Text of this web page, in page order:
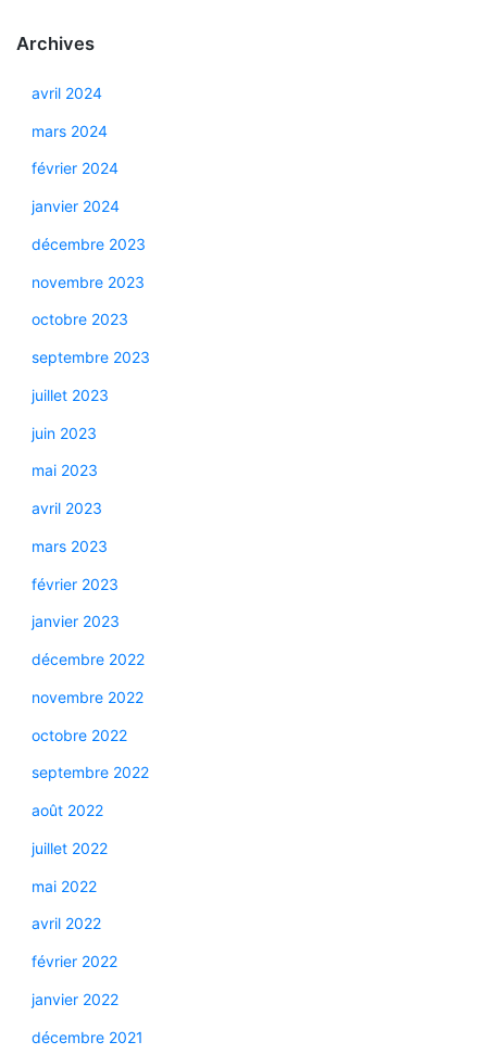
Archives
avril 2024
mars 2024
février 2024
janvier 2024
décembre 2023
novembre 2023
octobre 2023
septembre 2023
juillet 2023
juin 2023
mai 2023
avril 2023
mars 2023
février 2023
janvier 2023
décembre 2022
novembre 2022
octobre 2022
septembre 2022
août 2022
juillet 2022
mai 2022
avril 2022
février 2022
janvier 2022
décembre 2021